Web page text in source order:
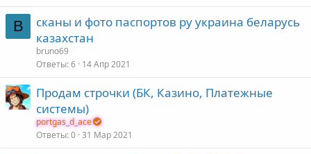
B
сканы и фото паспортов ру украина беларусь
казахстан
bruno69
Ответы 6 14 Апр 2021
Продам строчки (БК, Казино, Платежные
системы)
portgas_d_ace
Ответы 0 31 Мар 2021